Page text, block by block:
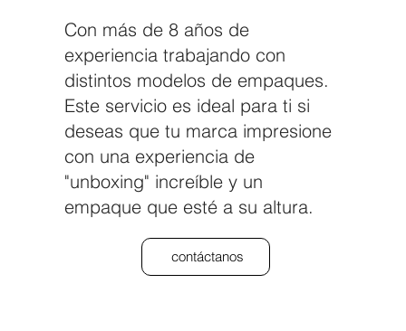
Con más de 8 años de
experiencia trabajando con
distintos modelos de empaques.
Este servicio es ideal para ti si
deseas que tu marca impresione
con una experiencia de
"unboxing" increíble y un
empaque que esté a su altura.
contáctanos